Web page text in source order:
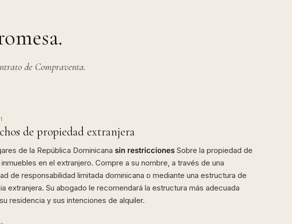
de Compraventa.
de propiedad extranjera
de la República Dominicana sin restricciones Sobre la propiedad de
en el extranjero. Compre a su nombre, a través de una
de responsabilidad limitada dominicana o mediante una estructura de
extranjera. Su abogado le recomendará la estructura más adecuada
residencia y sus intenciones de alquiler.